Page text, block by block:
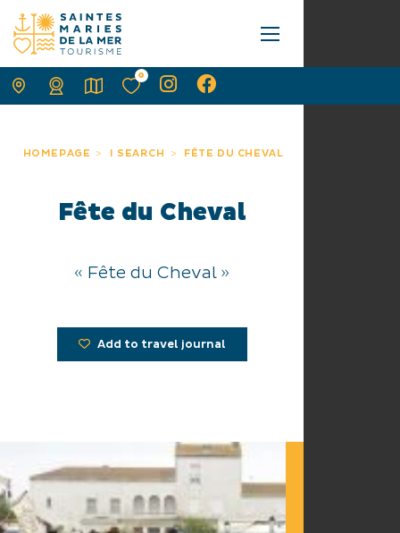
HOMEPAGE I SEARCH FÊTE DU CHEVAL
Fête du Cheval
« Fête du Cheval »
Add to travel journal
0